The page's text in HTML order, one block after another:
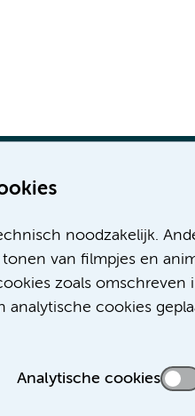
noodzakelijk.
van filmpjes en
zoals omschreven
cookies
Analytische cookies
Meer Amsterdam UMC
Werken bij Amsterdam
Over Amsterdam UMC
Educatie locatie AMC